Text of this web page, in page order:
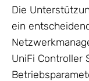
Die
ein
UniFi Controller